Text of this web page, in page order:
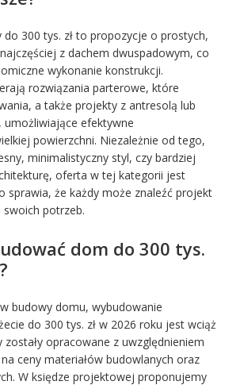
300 tys. zł to propozycje o prostych,
z dachem dwuspadowym, co
wykonanie konstrukcji.
rozwiązania parterowe, które
a także projekty z antresolą lub
efektywne
powierzchni. Niezależnie od tego,
minimalistyczny styl, czy bardziej
oferta w tej kategorii jest
sprawia, że każdy może znaleźć projekt
potrzeb.
dom do 300 tys.
budowy domu, wybudowanie
do 300 tys. zł w 2026 roku jest wciąż
opracowane z uwzględnieniem
ceny materiałów budowlanych oraz
W księdze projektowej proponujemy